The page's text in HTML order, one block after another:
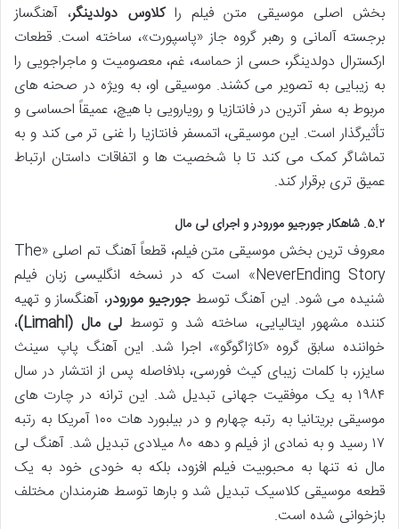
بخش اصلی موسیقی متن فیلم راکلاوس دولدینگر، آهنگساز
برجسته آلمانی و رهبر گروه جاز «پاسپورت»، ساخته است. قطعات
ارکسترال دولدینگر، حسی از حماسه، غم، معصومیت و ماجراجویی را
به زیبایی به تصویر می کشند. موسیقی او، به ویژه در صحنه های
مربوط به سفر آترین در فانتازیا و رویارویی با هیچ، عمیقاً احساسی و
تأثیرگذار است. این موسیقی، اتمسفر فانتازیا را غنی تر می کند و به
تماشاگر کمک می کند تا با شخصیت ها و اتفاقات داستان ارتباط
عمیق تری برقرار کند.
۵.۲. شاهکار جورجیو مورودر و اجرای لی مال
معروف ترین بخش موسیقی متن فیلم، قطعاً آهنگ تم اصلی «The
NeverEnding Story» است که در نسخه انگلیسی زبان فیلم
شنیده می شود. این آهنگ توسطجورجیو مورودر، آهنگساز و تهیه
کننده مشهور ایتالیایی، ساخته شد و توسط لی مال (Limahl)
،
خواننده سابق گروه «کاژاگوگو»، اجرا شد. این آهنگ پاپ سینث
سایزر، با کلمات زیبای کیث فورسی، بلافاصله پس از انتشار در سال
۱۹۸۴ به یک موفقیت جهانی تبدیل شد. این ترانه در چارت های
موسیقی بریتانیا به رتبه چهارم و در بیلبورد هات ۱۰۰ آمریکا به رتبه
۱۷ رسید و به نمادی از فیلم و دهه ۸۰ میلادی تبدیل شد. آهنگ لی
مال نه تنها به محبوبیت فیلم افزود، بلکه به خودی خود به یک
قطعه موسیقی کلاسیک تبدیل شد و بارها توسط هنرمندان مختلف
بازخوانی شده است.